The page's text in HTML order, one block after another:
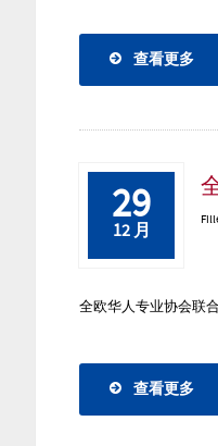
查看更多
29
12 月
全欧华人专业协会联
查看更多